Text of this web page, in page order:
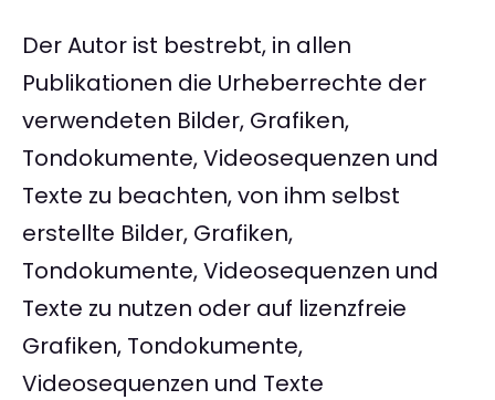
Der Autor ist bestrebt, in allen
Publikationen die Urheberrechte der
verwendeten Bilder, Grafiken,
Tondokumente, Videosequenzen und
Texte zu beachten, von ihm selbst
erstellte Bilder, Grafiken,
Tondokumente, Videosequenzen und
Texte zu nutzen oder auf lizenzfreie
Grafiken, Tondokumente,
Videosequenzen und Texte